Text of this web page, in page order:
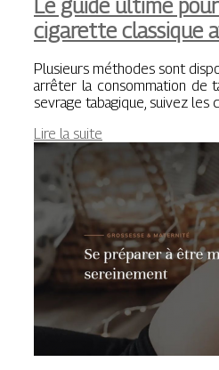
Le guide ultime
cigarette classique
Plusieurs méthodes sont
arrêter la consommation de
sevrage tabagique, suivez les
Lire la suite